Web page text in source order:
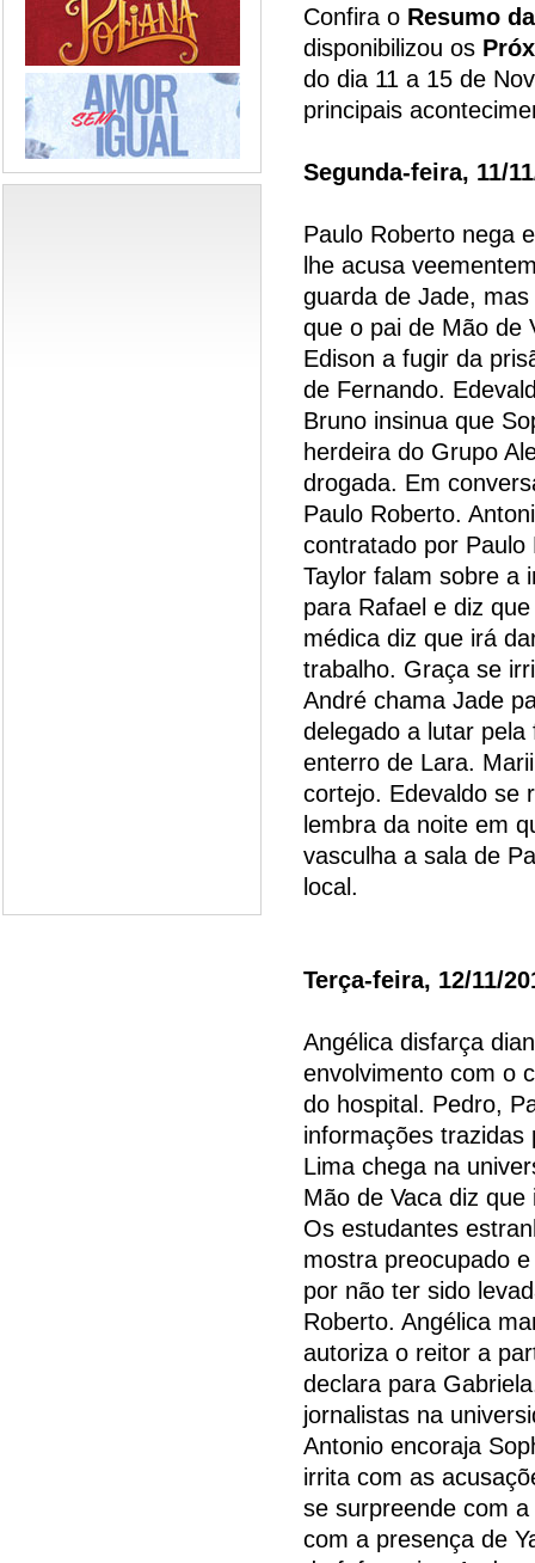
Confira o Resumo
disponibilizou os
do dia 11 a 15 de
principais
Segunda-feira, 11/
Paulo Roberto nega
lhe acusa
guarda de Jade,
que o pai de Mão de
Edison a fugir da
de Fernando.
Bruno insinua que
herdeira do Grupo
drogada. Em
Paulo Roberto.
contratado por
Taylor falam sobre a
para Rafael e diz
médica diz que irá
trabalho. Graça se
André chama Jade
delegado a lutar
enterro de Lara.
cortejo. Edevaldo se
lembra da noite em
vasculha a sala de
local.
Terça-feira, 12/11/
Angélica disfarça
envolvimento com o
do hospital. Pedro,
informações trazidas
Lima chega na
Mão de Vaca diz
Os estudantes
mostra preocupado
por não ter sido
Roberto. Angélica
autoriza o reitor a
declara para
jornalistas na
Antonio encoraja
irrita com as
se surpreende com
com a presença de